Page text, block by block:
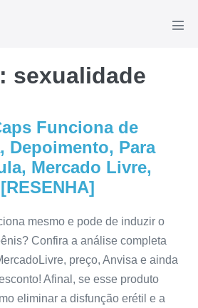
sexualidade
Funciona de
Depoimento, Para
Mercado Livre,
mesmo e pode de induzir o
Confira a análise completa
preço, Anvisa e ainda
Afinal, se esse produto
eliminar a disfunção erétil e a